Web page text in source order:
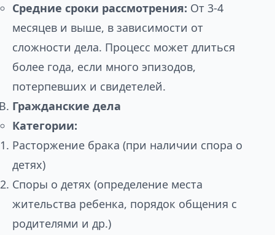
Средние сроки рассмотрения: От 3-4
месяцев и выше, в зависимости от
сложности дела. Процесс может длиться
более года, если много эпизодов,
потерпевших и свидетелей.
Гражданские дела
Категории:
Расторжение брака (при наличии спора о
детях)
Споры о детях (определение места
жительства ребенка, порядок общения с
родителями и др.)